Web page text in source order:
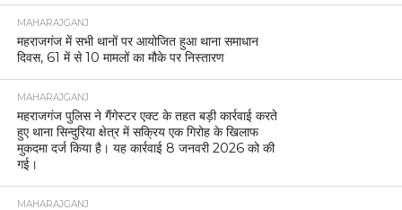
MAHARAJGANJ
महराजगंज में सभी थानों पर आयोजित हुआ थाना समाधान
दिवस, 61 में से 10 मामलों का मौके पर निस्तारण
MAHARAJGANJ
महराजगंज पुलिस ने गैंगेस्टर एक्ट के तहत बड़ी कार्रवाई करते
हुए थाना सिन्दुरिया क्षेत्र में सक्रिय एक गिरोह के खिलाफ
मुकदमा दर्ज किया है। यह कार्रवाई 8 जनवरी 2026 को की
गई।
MAHARAJGANJ